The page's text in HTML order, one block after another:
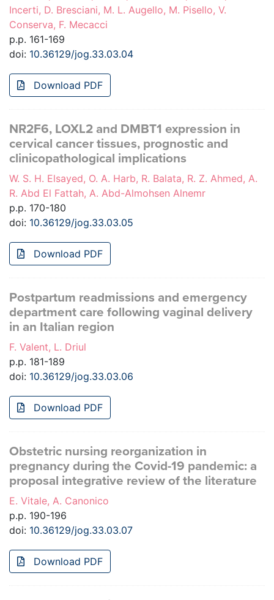
Incerti, D. Bresciani, M. L. Augello, M. Pisello, V.
Conserva, F. Mecacci
p.p. 161-169
doi: 10.36129/jog.33.03.04
Download PDF
NR2F6, LOXL2 and DMBT1 expression in
cervical cancer tissues, prognostic and
clinicopathological implications
W. S. H. Elsayed, O. A. Harb, R. Balata, R. Z. Ahmed, A.
R. Abd El Fattah, A. Abd-Almohsen Alnemr
p.p. 170-180
doi: 10.36129/jog.33.03.05
Download PDF
Postpartum readmissions and emergency
department care following vaginal delivery
in an Italian region
F. Valent, L. Driul
p.p. 181-189
doi: 10.36129/jog.33.03.06
Download PDF
Obstetric nursing reorganization in
pregnancy during the Covid-19 pandemic: a
proposal integrative review of the literature
E. Vitale, A. Canonico
p.p. 190-196
doi: 10.36129/jog.33.03.07
Download PDF